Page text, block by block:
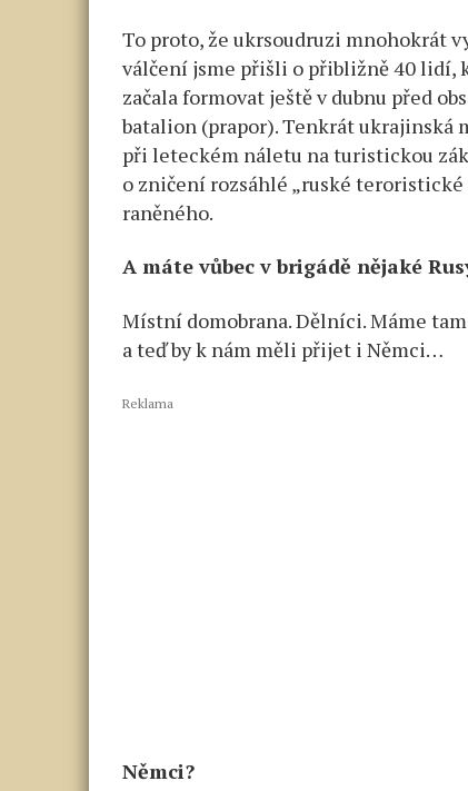
To proto, že ukrsoudruzi mnohokrát
válčení jsme přišli o přibližně 40 lidí,
začala formovat ještě v dubnu před
batalion (prapor). Tenkrát ukrajinská
při leteckém náletu na turistickou
o zničení rozsáhlé „ruské
raněného.
A máte vůbec v brigádě nějaké
Místní domobrana. Dělníci. Máme
a teď by k nám měli přijet i Němci…
Reklama
Němci?